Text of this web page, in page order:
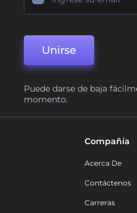
Unirse
Puede darse de baja
momento.
Compañía
Acerca De
Contáctenos
Carreras